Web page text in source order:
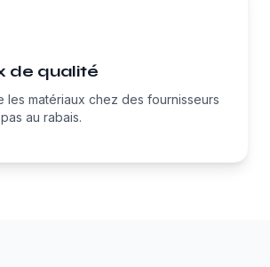
de qualité
les matériaux chez des fournisseurs
au rabais.